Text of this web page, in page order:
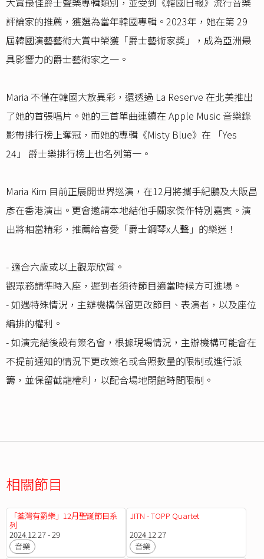
評論家的推薦，獲選為當年韓國專輯。2023年，她在第 29
屆韓國演藝藝術大賞中榮獲「爵士藝術家獎」，成為亞洲最
具影響力的爵士藝術家之一。
Maria 不僅在韓國大放異彩，還透過 La Reserve 在北美推出
了她的首張唱片。她的三首單曲連續在 Apple Music 音樂錄
影帶排行榜上奪冠，而她的專輯《Misty Blue》在 「Yes
24」 爵士樂排行榜上也名列第一。
Maria Kim 目前正展開世界巡演，在12月將攜手紀鵬及大阪昌
彥在香港演出。更會邀請本地結他手關家傑作特別嘉賓。演
出將相當精彩，推薦給喜愛「爵士鋼琴x人聲」的樂迷！
- 適合六歲或以上觀眾欣賞。
觀眾務請準時入座，遲到者須待節目適當時候方可進場。
- 如遇特殊情況，主辦機構保留更改節目、表演者，以及座位
編排的權利。
- 如演完結後設有簽名會，根據現場情況，主辦機構可能會在
不提前通知的情況下更改簽名或合照數量的限制或進行派
籌，並保留截龍權利，以配合場地閉館時間限制。
相關節目
「荃灣有爵樂」12月聖誕節目系
列
2024.12.27 - 29
音樂
JITN - TOPP Quartet
2024.12.27
音樂